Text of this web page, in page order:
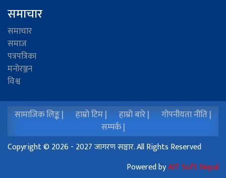
समाचार
समाचार
समाज
पत्रपत्रिका
मनोरञ्जन
विश्व
सामाजिक लिङ्क | हाम्रो टिम | हाम्रो बारे |
गोपनीयता नीति |
सम्पर्क |
Copyright © 2026 - 2027 जागरण सञ्चार. All Rights Reserved
Powered byAIT Soft Nepal